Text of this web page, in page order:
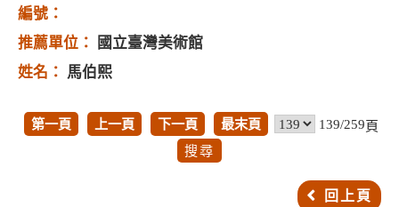
國立臺灣美術館
馬伯熙
第一頁 上一頁 下一頁 最末頁 139/259頁
回上頁